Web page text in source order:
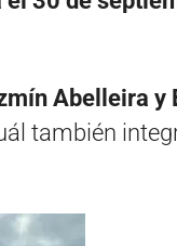
Abelleira y
también